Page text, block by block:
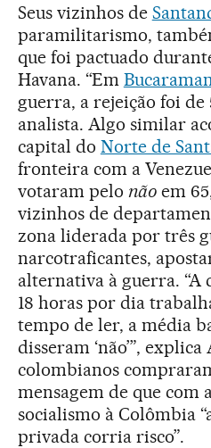
Seus vizinhos de
paramilitarismo,
que foi pactuado
Havana. “Em
guerra, a rejeição foi de
analista. Algo similar
capital do Norte de
fronteira com a
votaram pelo nãoem
vizinhos de
zona liderada por três
narcotraficantes,
alternativa à guerra. “A
18 horas por dia
tempo de ler, a média
disseram ‘não’”,
colombianos
mensagem de que com
socialismo à Colômbia
privada corria risco”.